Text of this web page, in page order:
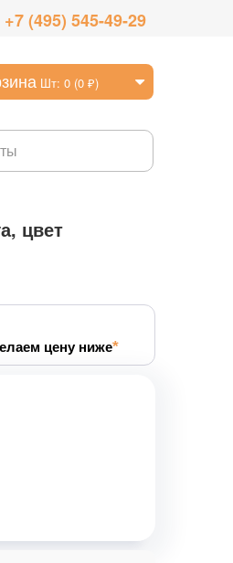
+7 (495) 545-49-29
Шт: 0 (0 ₽)
цвет
цену ниже